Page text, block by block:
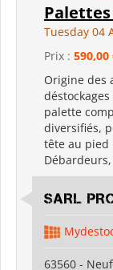
Tuesday 04
Prix : 590,00
Origine des
palette
diversifiés,
tête au pied
SARL
63560 -